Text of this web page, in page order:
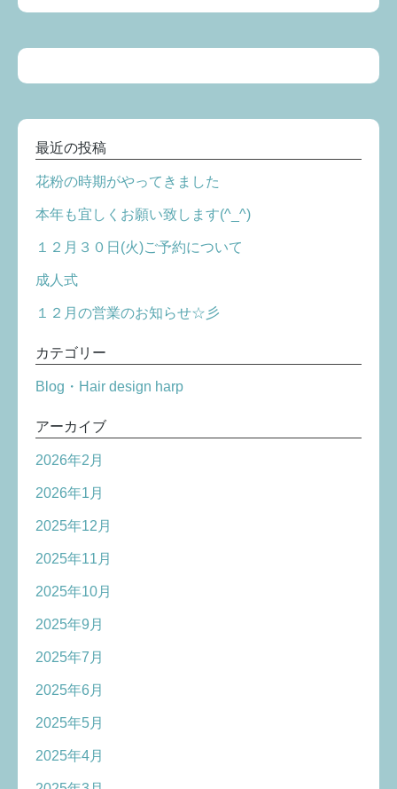
最近の投稿
花粉の時期がやってきました
本年も宜しくお願い致します(^_^)
１２月３０日(火)ご予約について
成人式
１２月の営業のお知らせ☆彡
カテゴリー
Blog・Hair design harp
アーカイブ
2026年2月
2026年1月
2025年12月
2025年11月
2025年10月
2025年9月
2025年7月
2025年6月
2025年5月
2025年4月